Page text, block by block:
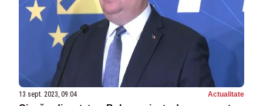
13 sept. 2023, 09:04 Actualitate